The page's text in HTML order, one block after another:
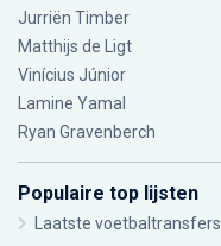
Jurriën Timber
Matthijs de Ligt
Vinícius Júnior
Lamine Yamal
Ryan Gravenberch
Populaire top lijsten
Laatste voetbaltransfers